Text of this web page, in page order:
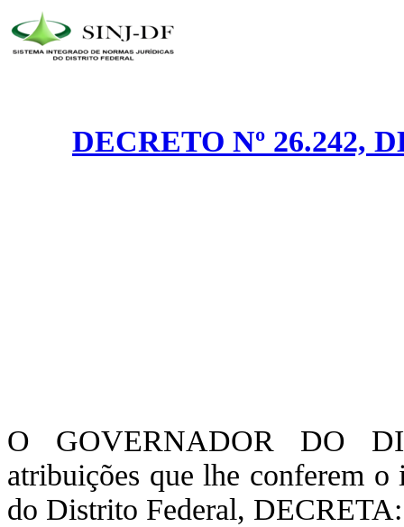
DECRETO Nº 26.242,
O GOVERNADOR DO
atribuições que lhe conferem
do Distrito Federal, DECRETA: